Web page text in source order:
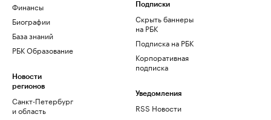
Финансы
Биографии
База знаний
РБК Образование
Новости
регионов
Санкт-Петербург
и область
Подписки
Скрыть баннеры
на РБК
Подписка на РБК
Корпоративная
подписка
Уведомления
RSS Новости